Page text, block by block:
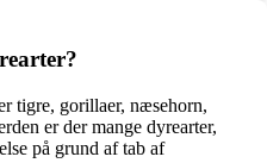
tigre, gorillaer, næsehorn,
er der mange dyrearter,
på grund af tab af